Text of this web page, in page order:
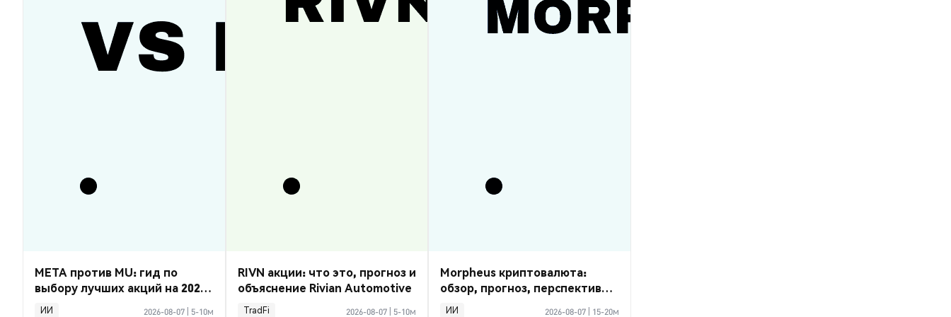
META против MU: гид по
выбору лучших акций на 2026
год
ИИ 2026-08-07 5-10м
RIVN акции: что это, прогноз и
объяснение Rivian Automotive
TradFi 2026-08-07 5-10м
Morpheus криптовалюта:
обзор, прогноз, перспективы
2026
ИИ 2026-08-07 15-20м